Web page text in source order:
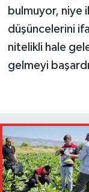
bulmuyor, niye
düşüncelerini
nitelikli hale
gelmeyi